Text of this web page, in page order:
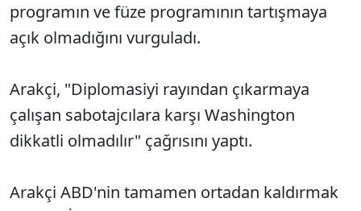
programın ve füze programının tartışmaya
açık olmadığını vurguladı.
Arakçi, "Diplomasiyi rayından çıkarmaya
çalışan sabotajcılara karşı Washington
dikkatli olmadılır" çağrısını yaptı.
Arakçi ABD'nin tamamen ortadan kaldırmak